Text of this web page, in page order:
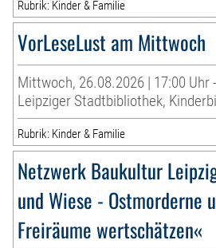
Rubrik: Kinder & Familie
VorLeseLust am Mittwoch
Mittwoch, 26.08.2026 | 17:00 Uhr
Leipziger Stadtbibliothek,
Rubrik: Kinder & Familie
Netzwerk Baukultur
und Wiese - Ostmorderne
Freiräume wertschätzen«